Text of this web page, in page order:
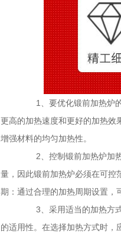
1、要优化锻前加热炉的
更高的加热速度和更好的加热效
增强材料的均匀加热性。
2、控制锻前加热炉加热
量，因此锻前加热炉必须在可控
期：通过合理的加热周期设置，
3、采用适当的加热方式
的适用性。在选择加热方式时，